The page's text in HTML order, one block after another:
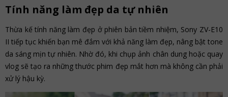
Tính năng làm đẹp da tự nhiên
Thừa kế tính năng làm đẹp ở phiên bản tiềm nhiệm, Sony ZV-E10
II tiếp tục khiến bạn mê đắm với khả năng làm đẹp, nâng bật tone
da sáng mịn tự nhiên. Nhờ đó, khi chụp ảnh chân dung hoặc quay
vlog sẽ tạo ra những thước phim đẹp mắt hơn mà không cần phải
xử lý hậu kỳ.